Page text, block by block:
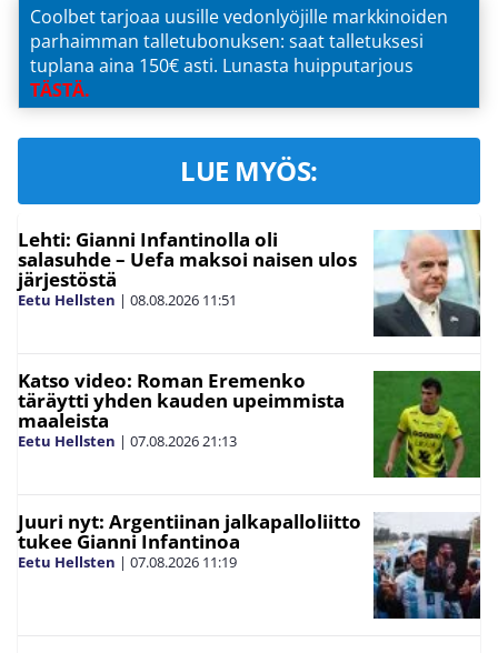
Coolbet tarjoaa uusille vedonlyöjille markkinoiden
parhaimman talletubonuksen: saat talletuksesi
tuplana aina 150€ asti. Lunasta huipputarjous
TÄSTÄ.
LUE MYÖS:
Lehti: Gianni Infantinolla oli
salasuhde – Uefa maksoi naisen ulos
järjestöstä
Eetu Hellsten | 08.08.2026 11:51
Katso video: Roman Eremenko
täräytti yhden kauden upeimmista
maaleista
Eetu Hellsten | 07.08.202621:13
Juuri nyt: Argentiinan jalkapalloliitto
tukee Gianni Infantinoa
Eetu Hellsten | 07.08.2026 11:19